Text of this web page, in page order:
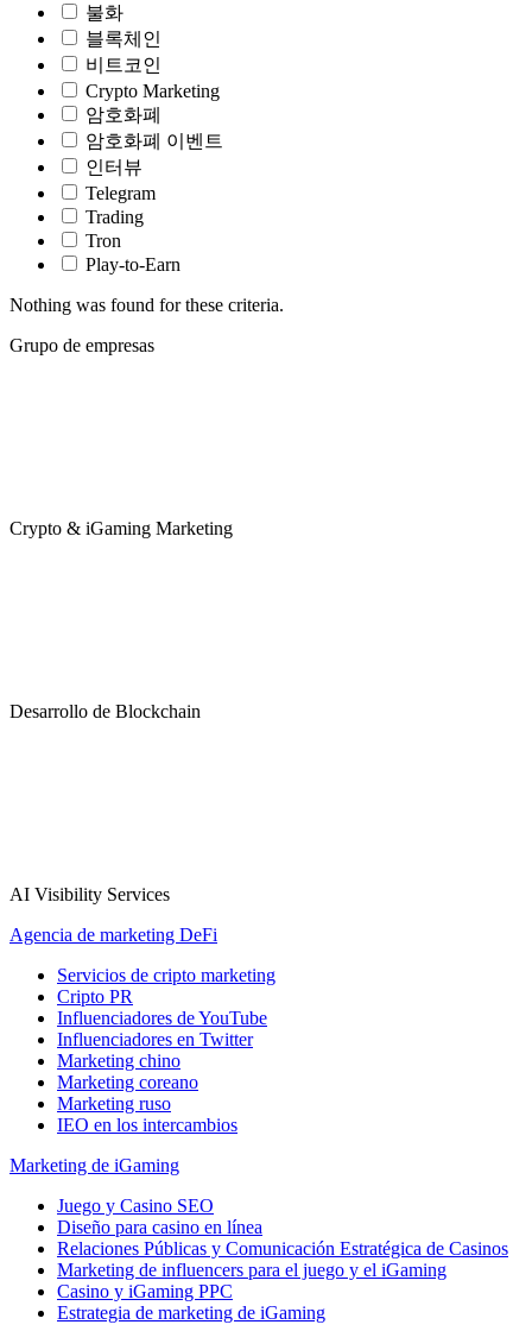
불화
블록체인
비트코인
Crypto Marketing
암호화폐
암호화폐 이벤트
인터뷰
Telegram
Trading
Tron
Play-to-Earn
Nothing was found for these criteria.
Grupo de empresas
Crypto & iGaming Marketing
Desarrollo de Blockchain
AI Visibility Services
Agencia de marketing DeFi
Servicios de cripto marketing
Cripto PR
Influenciadores de YouTube
Influenciadores en Twitter
Marketing chino
Marketing coreano
Marketing ruso
IEO en los intercambios
Marketing de iGaming
Juego y Casino SEO
Diseño para casino en línea
Relaciones Públicas y Comunicación Estratégica de Casinos
Marketing de influencers para el juego y el iGaming
Casino y iGaming PPC
Estrategia de marketing de iGaming